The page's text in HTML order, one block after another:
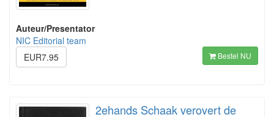
Auteur/Presentator
NIC Editorial team
EUR7.95
Bestel NU
2ehands Schaak verovert de